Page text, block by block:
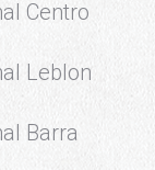
Centro
Leblon
Barra